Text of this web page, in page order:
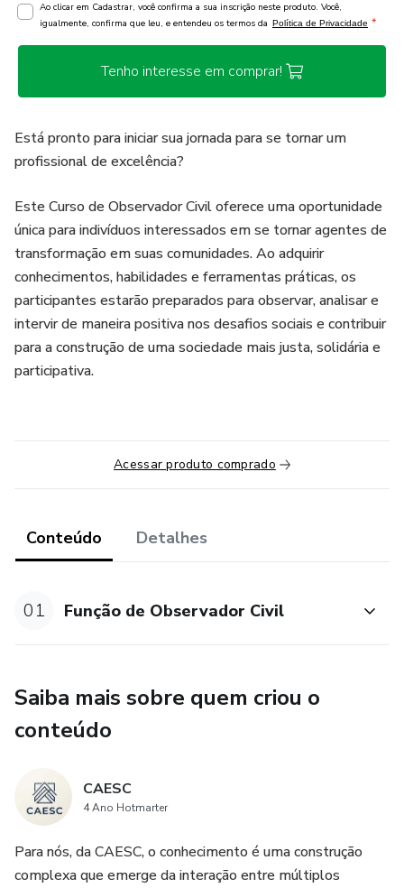
Ao clicar em Cadastrar, você confirma a sua inscrição neste produto. Você,
igualmente, confirma que leu, e entendeu os termos da Política de Privacidade *
Tenho interesse em comprar!
Está pronto para iniciar sua jornada para se tornar um
profissional de excelência?
Este Curso de Observador Civil oferece uma oportunidade
única para indivíduos interessados em se tornar agentes de
transformação em suas comunidades. Ao adquirir
conhecimentos, habilidades e ferramentas práticas, os
participantes estarão preparados para observar, analisar e
intervir de maneira positiva nos desafios sociais e contribuir
para a construção de uma sociedade mais justa, solidária e
participativa.
Acessar produto comprado
Conteúdo Detalhes
01 Função de Observador Civil
Saiba mais sobre quem criou o
conteúdo
CAESC
4 Ano Hotmarter
Para nós, da CAESC, o conhecimento é uma construção
complexa que emerge da interação entre múltiplos